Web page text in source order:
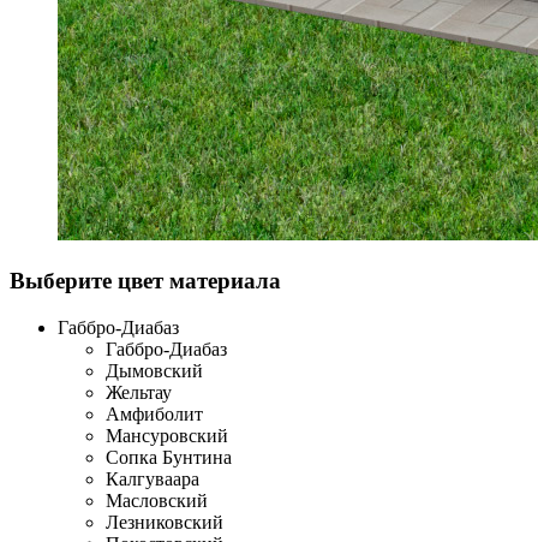
Выберите цвет материала
Габбро-Диабаз
Габбро-Диабаз
Дымовский
Жельтау
Амфиболит
Мансуровский
Сопка Бунтина
Калгуваара
Масловский
Лезниковский